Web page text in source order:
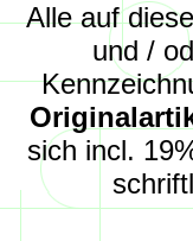
Alle auf
und /
sich incl.